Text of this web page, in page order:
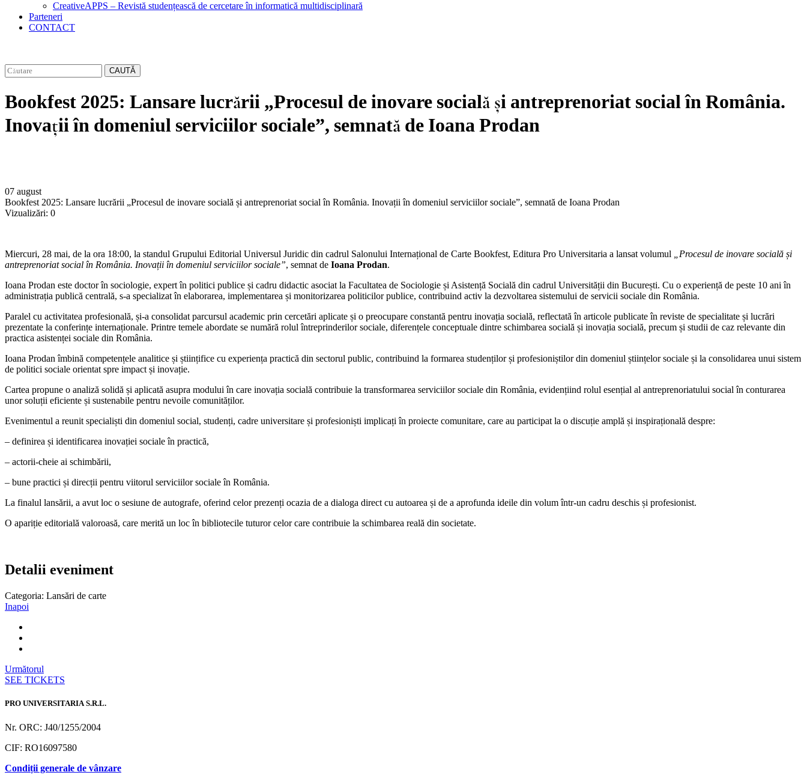
CreativeAPPS – Revistă studențească de cercetare în informatică multidisciplinară
Parteneri
CONTACT
CAUTĂ
Bookfest 2025: Lansare lucrării „Procesul de inovare socială și antreprenoriat social în România.
Inovații în domeniul serviciilor sociale”, semnată de Ioana Prodan
07 august
Bookfest 2025: Lansare lucrării „Procesul de inovare socială și antreprenoriat social în România. Inovații în domeniul serviciilor sociale”, semnată de Ioana Prodan
Vizualizări: 0
Miercuri, 28 mai, de la ora 18:00, la standul Grupului Editorial Universul Juridic din cadrul Salonului Internațional de Carte Bookfest, Editura Pro Universitaria a lansat volumul „Procesul de inovare socială și
antreprenoriat social în România. Inovații în domeniul serviciilor sociale”, semnat de Ioana Prodan.
Ioana Prodan este doctor în sociologie, expert în politici publice și cadru didactic asociat la Facultatea de Sociologie și Asistență Socială din cadrul Universității din București. Cu o experiență de peste 10 ani în
administrația publică centrală, s-a specializat în elaborarea, implementarea și monitorizarea politicilor publice, contribuind activ la dezvoltarea sistemului de servicii sociale din România.
Paralel cu activitatea profesională, și-a consolidat parcursul academic prin cercetări aplicate și o preocupare constantă pentru inovația socială, reflectată în articole publicate în reviste de specialitate și lucrări
prezentate la conferințe internaționale. Printre temele abordate se numără rolul întreprinderilor sociale, diferențele conceptuale dintre schimbarea socială și inovația socială, precum și studii de caz relevante din
practica asistenței sociale din România.
Ioana Prodan îmbină competențele analitice și științifice cu experiența practică din sectorul public, contribuind la formarea studenților și profesioniștilor din domeniul științelor sociale și la consolidarea unui sistem
de politici sociale orientat spre impact și inovație.
Cartea propune o analiză solidă și aplicată asupra modului în care inovația socială contribuie la transformarea serviciilor sociale din România, evidențiind rolul esențial al antreprenoriatului social în conturarea
unor soluții eficiente și sustenabile pentru nevoile comunităților.
Evenimentul a reunit specialiști din domeniul social, studenți, cadre universitare și profesioniști implicați în proiecte comunitare, care au participat la o discuție amplă și inspirațională despre:
– definirea și identificarea inovației sociale în practică,
– actorii-cheie ai schimbării,
– bune practici și direcții pentru viitorul serviciilor sociale în România.
La finalul lansării, a avut loc o sesiune de autografe, oferind celor prezenți ocazia de a dialoga direct cu autoarea și de a aprofunda ideile din volum într-un cadru deschis și profesionist.
O apariție editorială valoroasă, care merită un loc în bibliotecile tuturor celor care contribuie la schimbarea reală din societate.
Detalii eveniment
Categoria: Lansări de carte
Inapoi
Următorul
SEE TICKETS
PRO UNIVERSITARIA S.R.L.
Nr. ORC: J40/1255/2004
CIF: RO16097580
Condiții generale de vânzare